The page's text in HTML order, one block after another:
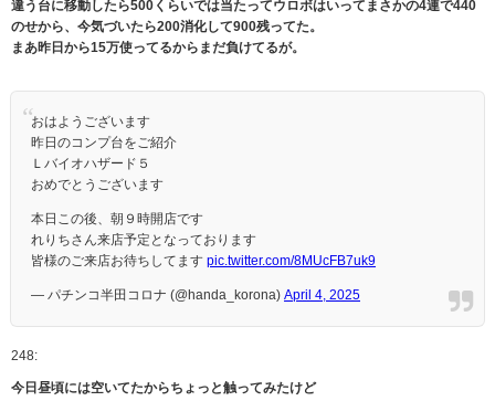
違う台に移動したら500くらいでは当たってウロボはいってまさかの4連で440
のせから、今気づいたら200消化して900残ってた。
まあ昨日から15万使ってるからまだ負けてるが。
おはようございます
昨日のコンプ台をご紹介
Ｌバイオハザード５
おめでとうございます
本日この後、朝９時開店です
れりちさん来店予定となっております
皆様のご来店お待ちしてます pic.twitter.com/8MUcFB7uk9
— パチンコ半田コロナ (@handa_korona) April 4, 2025
248:
今日昼頃には空いてたからちょっと触ってみたけど